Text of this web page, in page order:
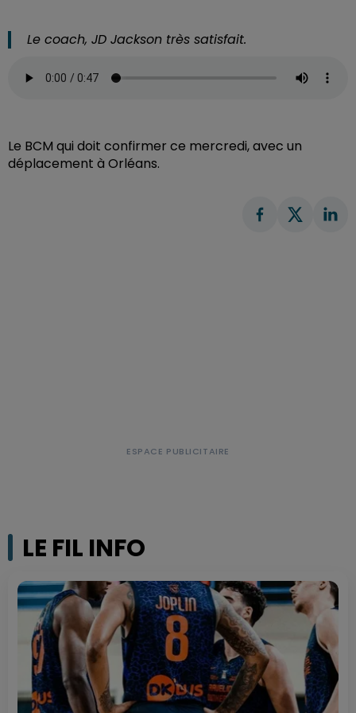
Le coach, JD Jackson très satisfait.
Le BCM qui doit confirmer ce mercredi, avec un
déplacement à Orléans.
LE FIL INFO